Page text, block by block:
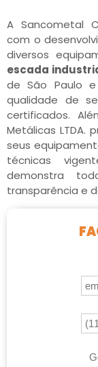
A Sancometal
com o
diversos
escada
de São Paulo
qualidade de
certificados.
Metálicas LTDA.
seus
técnicas
demonstra
transparência e